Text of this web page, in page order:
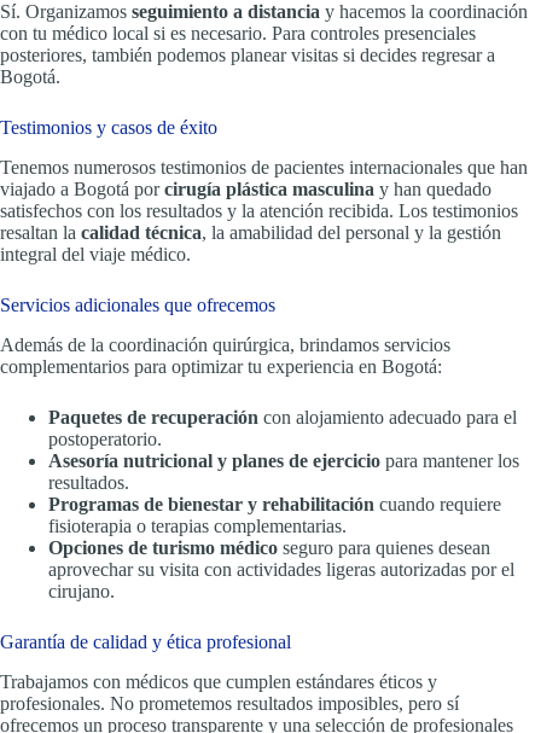
Sí. Organizamos seguimiento a distancia y hacemos la coordinación
con tu médico local si es necesario. Para controles presenciales
posteriores, también podemos planear visitas si decides regresar a
Bogotá.
Testimonios y casos de éxito
Tenemos numerosos testimonios de pacientes internacionales que han
viajado a Bogotá porcirugía plástica masculina y han quedado
satisfechos con los resultados y la atención recibida. Los testimonios
resaltan la calidad técnica, la amabilidad del personal y la gestión
integral del viaje médico.
Servicios adicionales que ofrecemos
Además de la coordinación quirúrgica, brindamos servicios
complementarios para optimizar tu experiencia en Bogotá:
Paquetes de recuperación con alojamiento adecuado para el
postoperatorio.
Asesoría nutricional y planes de ejercicio para mantener los
resultados.
Programas de bienestar y rehabilitación cuando requiere
fisioterapia o terapias complementarias.
Opciones de turismo médico seguro para quienes desean
aprovechar su visita con actividades ligeras autorizadas por el
cirujano.
Garantía de calidad y ética profesional
Trabajamos con médicos que cumplen estándares éticos y
profesionales. No prometemos resultados imposibles, pero sí
ofrecemos un proceso transparente y una selección de profesionales